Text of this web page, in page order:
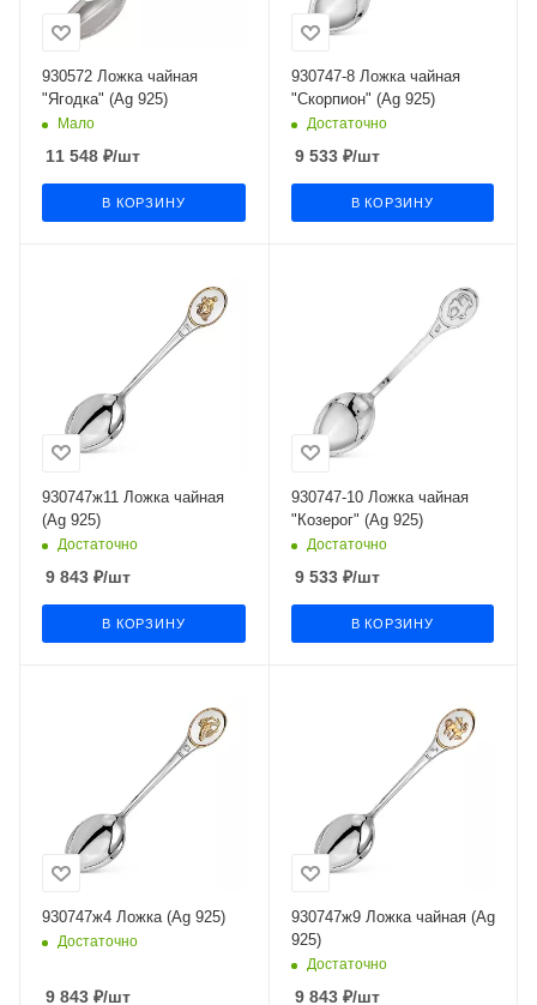
930572 Ложка чайная
"Ягодка" (Ag 925)
Мало
11 548 ₽/шт
В КОРЗИНУ
930747-8 Ложка чайная
"Скорпион" (Ag 925)
Достаточно
9 533₽/шт
В КОРЗИНУ
930747ж11 Ложка чайная
(Ag 925)
Достаточно
9 843 ₽/шт
В КОРЗИНУ
930747-10 Ложка чайная
"Козерог" (Ag 925)
Достаточно
9 533₽/шт
В КОРЗИНУ
930747ж4 Ложка (Ag 925)
Достаточно
9 843 ₽/шт
930747ж9 Ложка чайная (Ag
925)
Достаточно
9 843₽/шт